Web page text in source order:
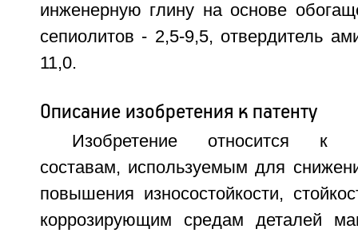
инженерную глину на основе
сепиолитов - 2,5-9,5, отвердитель
11,0.
Описание изобретения к патенту
Изобретение относится к
составам, используемым для
повышения износостойкости,
коррозирующим средам деталей